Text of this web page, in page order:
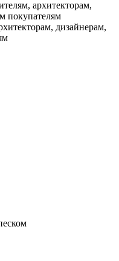
дизайнерам,